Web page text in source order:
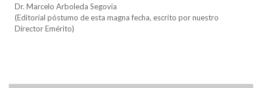
Dr. Marcelo Arboleda Segovia
(Editorial póstumo de esta magna fecha, escrito por nuestro
Director Emérito)